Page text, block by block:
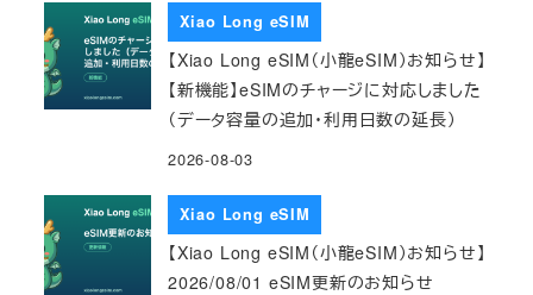
Xiao Long eSIM
【Xiao Long eSIM（小龍eSIM）お知らせ】
【新機能】eSIMのチャージに対応しました
（データ容量の追加・利用日数の延長）
2026-08-03
Xiao Long eSIM
【Xiao Long eSIM（小龍eSIM）お知らせ】
2026/08/01 eSIM更新のお知らせ